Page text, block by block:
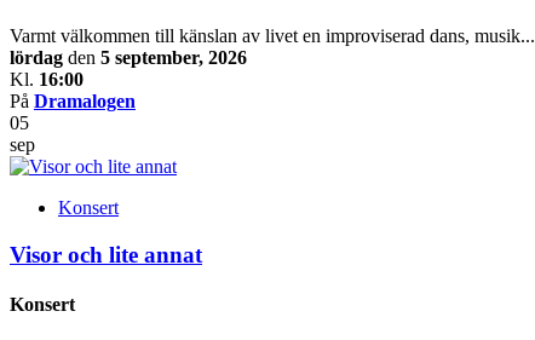
Varmt välkommen till känslan av livet en improviserad dans, musik...
lördag den 5 september, 2026
Kl. 16:00
På Dramalogen
05
sep
Konsert
Visor och lite annat
Konsert